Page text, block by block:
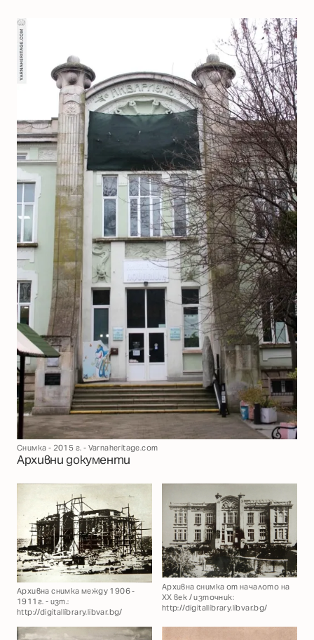
Снимка - 2015 г. - Varnaheritage.com
Архивни документи
Архивна снимка между 1906 -
1911г. - изт.:
http://digitallibrary.libvar.bg/
Архивна снимка от началото на
XX век / източник:
http://digitallibrary.libvar.bg/